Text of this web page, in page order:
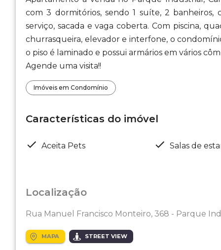
com 3 dormitórios, sendo 1 suíte, 2 banheiros,
serviço, sacada e vaga coberta. Com piscina,
churrasqueira, elevador e interfone, o
o piso é laminado e possui armários em vários
Agende uma visita!!
Imóveis em Condomínio
Características do imóvel
Aceita Pets Salas de
Localização
Rua Manuel Francisco Monteiro, 368 - Parque
MAPA STREET VIEW